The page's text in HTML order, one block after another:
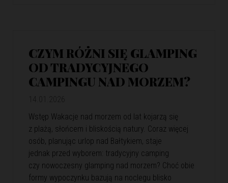
CZYM RÓŻNI SIĘ GLAMPING
OD TRADYCYJNEGO
CAMPINGU NAD MORZEM?
Wstęp Wakacje nad morzem od lat kojarzą się
z plażą, słońcem i bliskością natury. Coraz więcej
osób, planując urlop nad Bałtykiem, staje
jednak przed wyborem: tradycyjny camping
czy nowoczesny glamping nad morzem? Choć obie
formy wypoczynku bazują na noclegu blisko